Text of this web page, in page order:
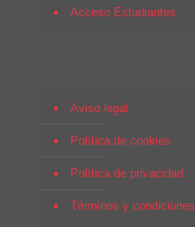
Acceso Estudiantes
Aviso legal
Política de cookies
Política de privacidad
Términos y condiciones